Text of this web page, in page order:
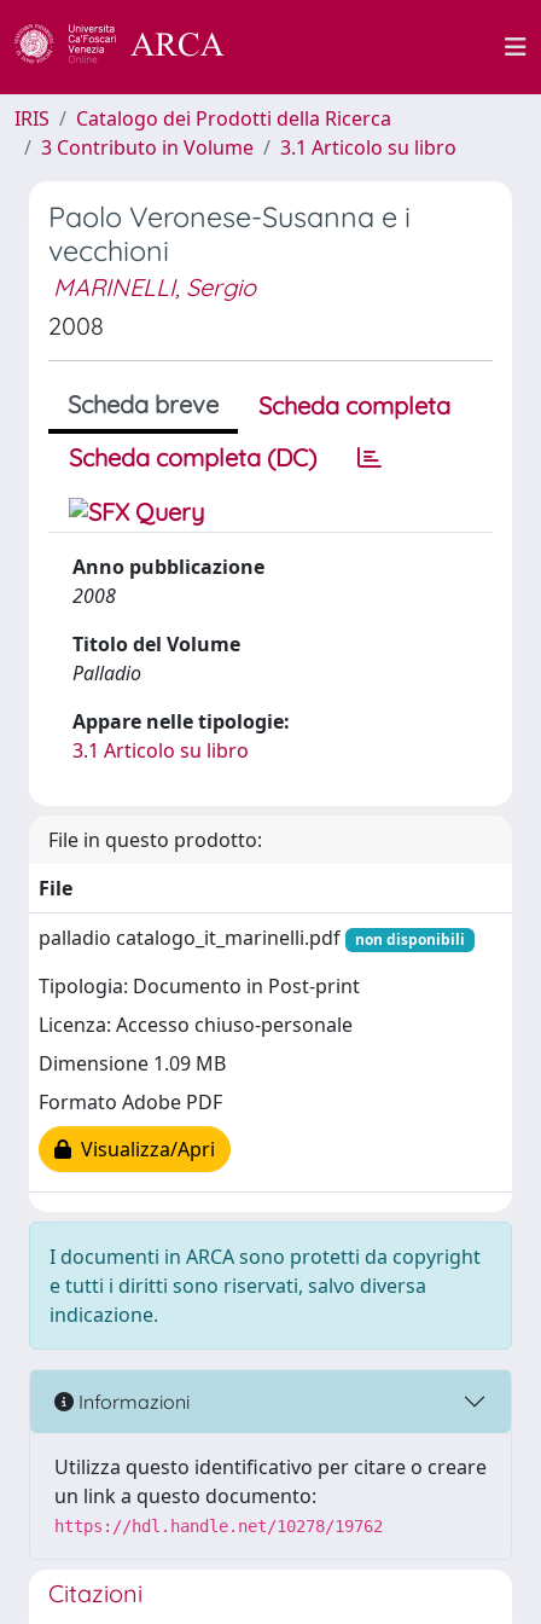
IRIS
Catalogo dei Prodotti della Ricerca
3 Contributo in Volume
3.1 Articolo su libro
Paolo Veronese-Susanna e i
vecchioni
MARINELLI, Sergio
2008
Scheda breve
Scheda completa
Scheda completa (DC)
Anno pubblicazione
2008
Titolo del Volume
Palladio
Appare nelle tipologie:
3.1 Articolo su libro
File in questo prodotto:
File
palladio catalogo_it_marinelli.pdf
non disponibili
Tipologia: Documento in Post-print
Licenza: Accesso chiuso-personale
Dimensione 1.09 MB
Formato Adobe PDF
Visualizza/Apri
I documenti in ARCA sono protetti da copyright
e tutti i diritti sono riservati, salvo diversa
indicazione.
Informazioni
Utilizza questo identificativo per citare o creare
un link a questo documento:
https://hdl.handle.net/10278/19762
Citazioni